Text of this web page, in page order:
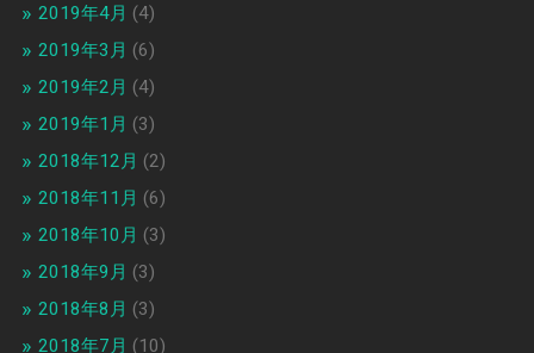
2019年4月 (4)
2019年3月 (6)
2019年2月 (4)
2019年1月 (3)
2018年12月 (2)
2018年11月 (6)
2018年10月 (3)
2018年9月 (3)
2018年8月 (3)
2018年7月 (10)